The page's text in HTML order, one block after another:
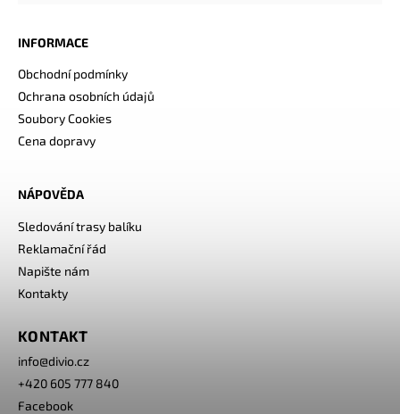
INFORMACE
Obchodní podmínky
Ochrana osobních údajů
Soubory Cookies
Cena dopravy
NÁPOVĚDA
Sledování trasy balíku
Reklamační řád
Napište nám
Kontakty
KONTAKT
info@divio.cz
+420 605 777 840
Facebook